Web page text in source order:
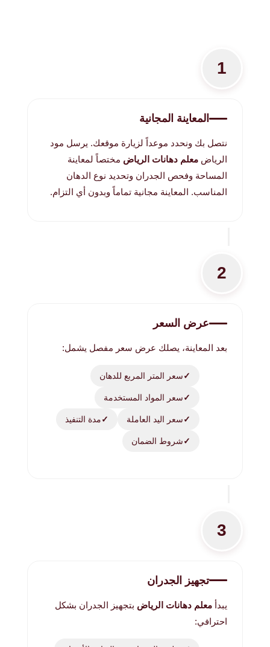
1
المعاينة المجانية
نتصل بك ونحدد موعداً لزيارة موقعك. يرسل مود
الرياض معلم دهانات الرياض مختصاً لمعاينة
المساحة وفحص الجدران وتحديد نوع الدهان
المناسب. المعاينة مجانية تماماً وبدون أي التزام.
2
عرض السعر
بعد المعاينة، يصلك عرض سعر مفصل يشمل:
سعر المتر المربع للدهان
سعر المواد المستخدمة
سعر اليد العاملة مدة التنفيذ
شروط الضمان
3
تجهيز الجدران
يبدأ معلم دهانات الرياض بتجهيز الجدران بشكل
احترافي: